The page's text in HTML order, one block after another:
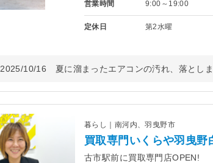
営業時間 9:00～19:00
定休日 第2水曜
2025/10/16 夏に溜まったエアコンの汚れ、落とし
暮らし｜南河内、羽曳野市
買取専門いくらや羽曳野
古市駅前に買取専門店OPEN!